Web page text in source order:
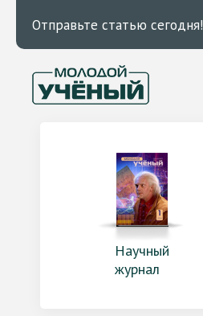
Отправьте статью сегодня!
Научный
журнал